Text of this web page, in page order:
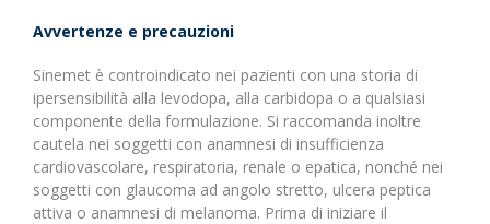
Avvertenze e precauzioni
Sinemet è controindicato nei pazienti con una storia di
ipersensibilità alla levodopa, alla carbidopa o a qualsiasi
componente della formulazione. Si raccomanda inoltre
cautela nei soggetti con anamnesi di insufficienza
cardiovascolare, respiratoria, renale o epatica, nonché nei
soggetti con glaucoma ad angolo stretto, ulcera peptica
attiva o anamnesi di melanoma. Prima di iniziare il